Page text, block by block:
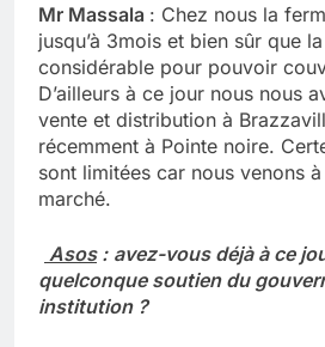
Mr Massala : Chez nous la
jusqu’à 3mois et bien sûr que
considérable pour pouvoir
D’ailleurs à ce jour nous nous
vente et distribution à
récemment à Pointe noire.
sont limitées car nous venons
marché.
Asos: avez-vous déjà à ce
quelconque soutien du
institution ?